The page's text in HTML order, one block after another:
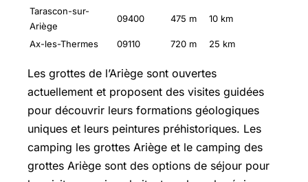
Tarascon-sur-
Ariège
09400 475 m 10 km
Ax-les-Thermes 09110 720 m 25 km
Les grottes de l’Ariège sont ouvertes
actuellement et proposent des visites guidées
pour découvrir leurs formations géologiques
uniques et leurs peintures préhistoriques. Les
camping les grottes Ariège et le camping des
grottes Ariège sont des options de séjour pour